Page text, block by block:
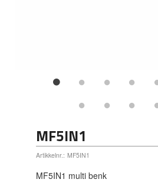
MF5IN1
Artikkelnr.: MF5IN1
MF5IN1 multi benk